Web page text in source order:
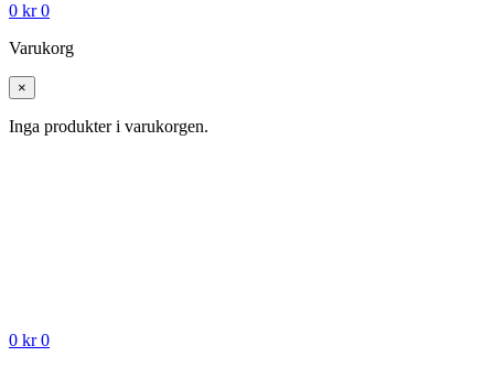
0 kr 0
Varukorg
×
Inga produkter i varukorgen.
0 kr 0